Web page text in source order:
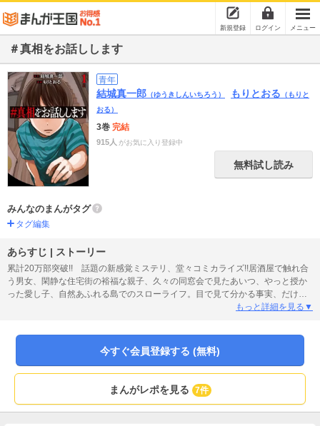
新規登録 ログイン メニュー
＃真相をお話しします
青年
結城真一郎 （ゆうきしんいちろう） もりとおる （もりと
おる）
3巻 完結
915人 がお気に入り登録中
無料試し読み
みんなのまんがタグ
タグ編集
あらすじ | ストーリー
累計20万部突破!! 話題の新感覚ミステリ、堂々コミカライズ!!居酒屋で触れ合
う男女、閑静な住宅街の裕福な親子、久々の同窓会で見たあいつ、やっと授か
った愛し子、自然あふれる島でのスローライフ。目で見て分かる事実、だけ
ど、ほんとにそれだけ？したたかに行われる男女の駆け引き、食うか食われる
けど、なんか話がかみ合わない……？（『惨者面談』編）。さらに、コミカラ
イズ担当・もりとおるによる描き下ろしオリジナルミステリ『定期購毒』を収
録の第1巻。あなたの隣にも潜んでるかもしれない“非日常”をご堪能あれ。
もっと詳細を見る▼
今すぐ会員登録する (無料)
まんがレポを見る 7件